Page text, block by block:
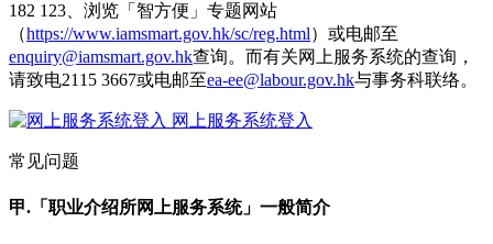
182 123、浏览「智方便」专题网站
（https://www.iamsmart.gov.hk/sc/reg.html）或电邮至
enquiry@iamsmart.gov.hk查询。而有关网上服务系统的查询，
请致电2115 3667或电邮至ea-ee@labour.gov.hk与事务科联络。
网上服务系统登入
常见问题
甲.「职业介绍所网上服务系统」一般简介